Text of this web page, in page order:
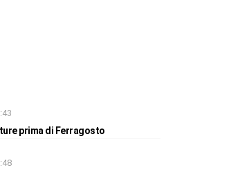
prima di Ferragosto